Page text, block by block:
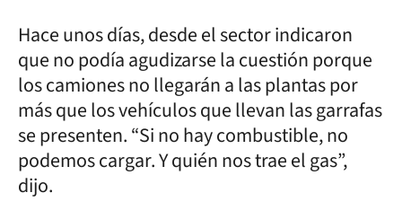
Hace unos días, desde el sector indicaron
que no podía agudizarse la cuestión porque
los camiones no llegarán a las plantas por
más que los vehículos que llevan las garrafas
se presenten. “Si no hay combustible, no
podemos cargar. Y quién nos trae el gas”,
dijo.